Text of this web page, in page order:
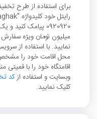
برای استفاده از طرح
0920920 پیامک کنید و یک
نمایید. با استفاده از
محل اقامت خود را مشخص
اقامتگاه خود را با قمیتی
وبسایت و استفاده ازکد
کلیک نمایید.